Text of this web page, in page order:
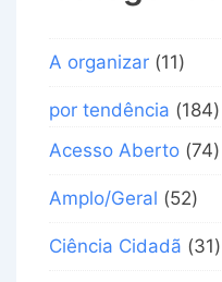
A organizar (11)
por tendência (184)
Acesso Aberto (74)
Amplo/Geral (52)
Ciência Cidadã (31)